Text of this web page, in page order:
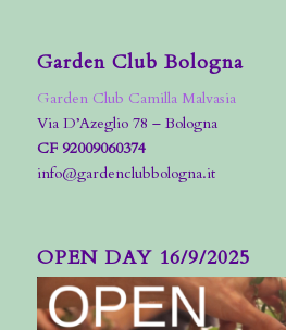
Garden Club Bologna
Garden Club Camilla Malvasia
Via D’Azeglio 78 – Bologna
CF 92009060374
info@gardenclubbologna.it
OPEN DAY 16/9/2025